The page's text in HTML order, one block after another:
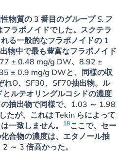
物質の 3 番目のグループS.フ
ラボノイドでした。スクテラ
る一般的なフラボノイドの 1
物中で最も豊富なフラボノイド
± 0.48 mg/g DW、8.92 ±
± 0.9 mg/g DWと、同様の収
れO、SF30、SF70抽出物。ル
とルテオリングルコシドの濃度
抽出物で同様で、1.03 ～ 1.98
たが、これは Tekin らによって
一致しません。
18ここで、セー
合物の濃度は、エタノール抽
～ 3 倍高かった。